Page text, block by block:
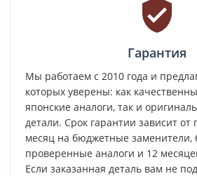
Гарантия
Мы работаем с 2010 года и
которых уверены: как
японские аналоги, так и
детали. Срок гарантии зависит от
месяц на бюджетные заменители,
проверенные аналоги и 12
Если заказанная деталь вам не